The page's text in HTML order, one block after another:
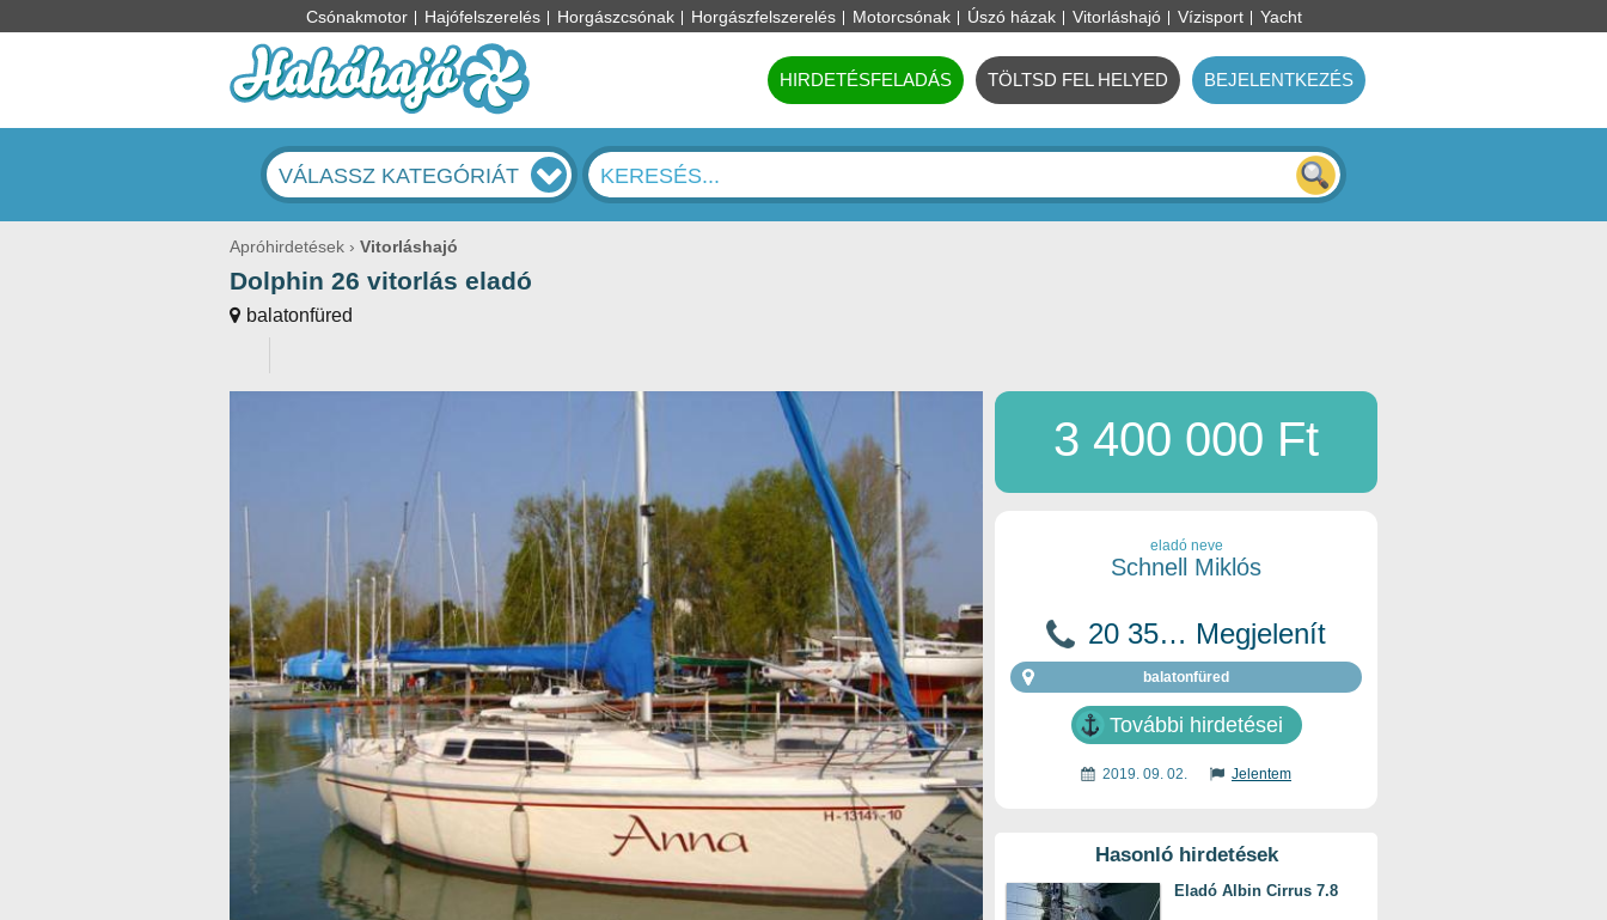
Csónakmotor Hajófelszerelés Horgászcsónak Horgászfelszerelés Motorcsónak Úszó házak Vitorláshajó Vízisport Yacht
HIRDETÉSFELADÁS TÖLTSD FEL HELYED BEJELENTKEZÉS
VÁLASSZ KATEGÓRIÁT
Apróhirdetések Vitorláshajó
Dolphin 26 vitorlás eladó
balatonfüred
3 400 000 Ft
eladó neve
Schnell Miklós
20 35… Megjelenít
balatonfüred
További hirdetései
2019. 09. 02. Jelentem
Hasonló hirdetések
Eladó Albin Cirrus 7.8